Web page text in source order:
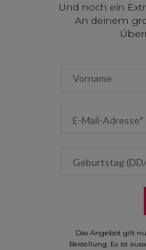
Und noch ein
An deinem
Das Angebot gilt
Bestellung. Es ist